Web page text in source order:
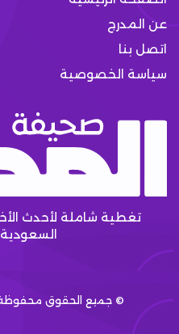
عن المدرج
اتصل بنا
سياسة الخصوصية
تغطية شاملة لأحدث
© جميع الحقوق